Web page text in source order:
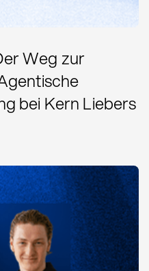
Weg zur
bei Kern Liebers